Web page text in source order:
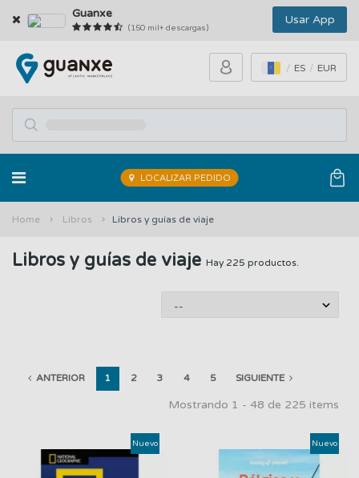
Guanxe
(150 mil+ descargas)
Usar App
ES EUR
LOCALIZAR PEDIDO
Home Libros Libros y guías de viaje
Libros y guías de viaje Hay 225 productos.
ANTERIOR 1 2 3 4 5 SIGUIENTE
Mostrando 1 - 48 de 225 items
Nuevo Nuevo